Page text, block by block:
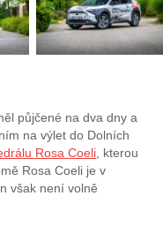
půjčené na dva dny a
na výlet do Dolních
Rosa Coeli , kterou
Rosa Coeli je v
však není volně